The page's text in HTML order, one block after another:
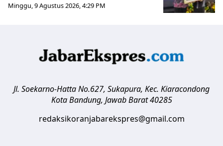
Minggu, 9 Agustus 2026, 4:29 PM
Jl. Soekarno-Hatta No.627, Sukapura, Kec. Kiaracondong
Kota Bandung, Jawab Barat 40285
redaksikoranjabarekspres@gmail.com